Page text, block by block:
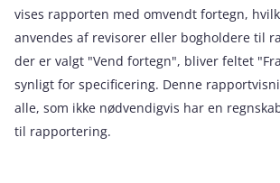
vises rapporten med omvendt fortegn,
anvendes af revisorer eller bogholdere til
der er valgt "Vend fortegn", bliver feltet
synligt for specificering. Denne
alle, som ikke nødvendigvis har en
til rapportering.